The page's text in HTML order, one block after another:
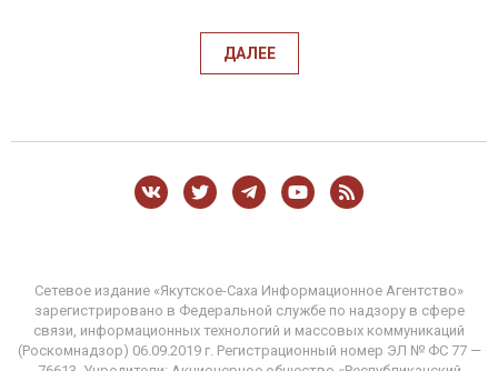
ДАЛЕЕ
Сетевое издание «Якутское-Саха Информационное Агентство»
зарегистрировано в Федеральной службе по надзору в сфере
связи, информационных технологий и массовых коммуникаций
(Роскомнадзор) 06.09.2019 г. Регистрационный номер ЭЛ № ФС 77 —